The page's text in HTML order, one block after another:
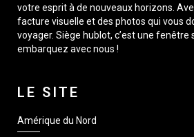
votre esprit à de nouveaux horizons.
facture visuelle et des photos qui vous
voyager. Siège hublot, c’est une fenêtre
embarquez avec nous !
LE SITE
Amérique du Nord